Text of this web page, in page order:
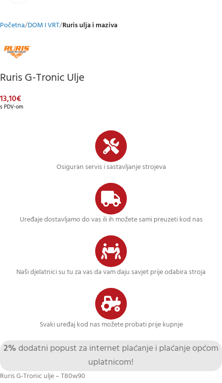
Početna DOM I VRT Ruris ulja i maziva
Ruris G-Tronic Ulje
13,10€
s PDV-om
Osiguran servis i sastavljanje strojeva
Uređaje dostavljamo do vas ili ih možete sami preuzeti kod nas
Naši djelatnici su tu za vas da vam daju savjet prije odabira stroja
Svaki uređaj kod nas možete probati prije kupnje
2% dodatni popust za internet plaćanje i plaćanje općom
uplatnicom!
Ruris G-Tronic ulje – T80w90